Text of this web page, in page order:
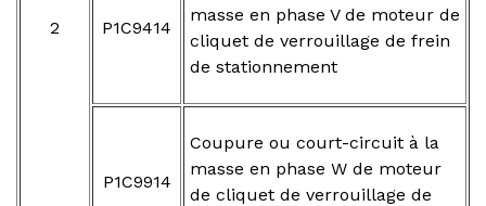
2 P1C9414
masse en phase V de moteur de
cliquet de verrouillage de frein
de stationnement
P1C9914
Coupure ou court-circuit à la
masse en phase W de moteur
de cliquet de verrouillage de